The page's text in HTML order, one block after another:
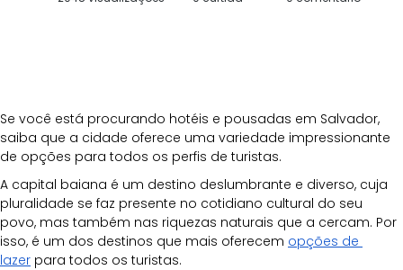
Se você está procurando hotéis e pousadas em Salvador,
saiba que a cidade oferece uma variedade impressionante
de opções para todos os perfis de turistas.
A capital baiana é um destino deslumbrante e diverso, cuja
pluralidade se faz presente no cotidiano cultural do seu
povo, mas também nas riquezas naturais que a cercam. Por
isso, é um dos destinos que mais oferecem opções de
lazer para todos os turistas.